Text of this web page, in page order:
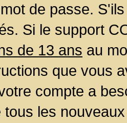
de passe.
Si le support
de 13 ans au
que vous
compte a
tous les